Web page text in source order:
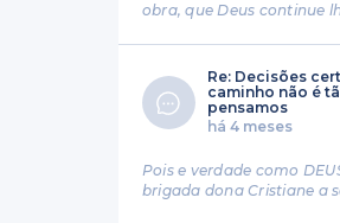
obra, que Deus continue
Re: Decisões
caminho não é
pensamos
há 4 meses
Pois e verdade como
brigada dona Cristiane a